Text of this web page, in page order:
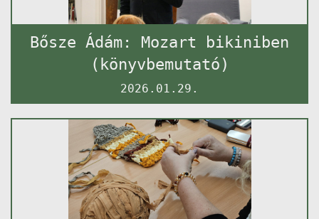
Bősze Ádám: Mozart bikiniben
(könyvbemutató)
2026.01.29.